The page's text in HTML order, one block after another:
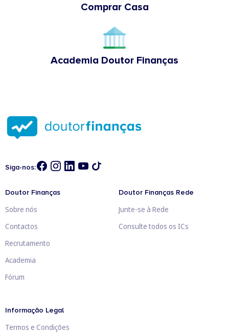
Comprar Casa
Academia Doutor Finanças
Siga-nos:
Doutor Finanças
Sobre nós
Contactos
Recrutamento
Academia
Fórum
Doutor Finanças Rede
Junte-se à Rede
Consulte todos os ICs
Informação Legal
Termos e Condições